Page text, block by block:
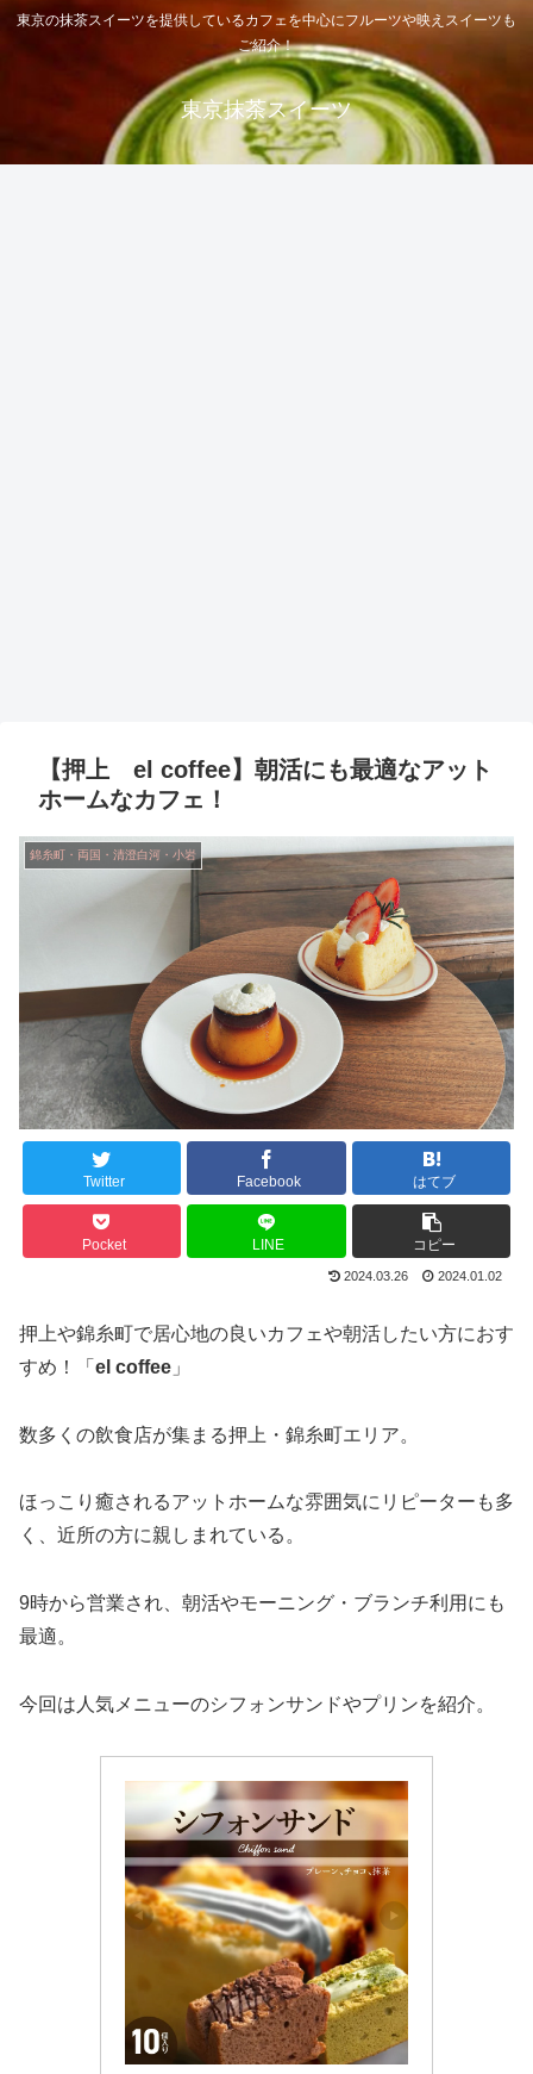
東京の抹茶スイーツを提供しているカフェを中心にフルーツや映えスイーツも
ご紹介！
東京抹茶スイーツ
【押上 el coffee】朝活にも最適なアット
ホームなカフェ！
錦糸町・両国・清澄白河・小岩
Twitter Facebook はてブ
Pocket LINE コピー
2024.03.26 2024.01.02
押上や錦糸町で居心地の良いカフェや朝活したい方におす
すめ！「 el coffee 」
数多くの飲食店が集まる押上・錦糸町エリア。
ほっこり癒されるアットホームな雰囲気にリピーターも多
く、近所の方に親しまれている。
9時から営業され、朝活やモーニング・ブランチ利用にも
最適。
今回は人気メニューのシフォンサンドやプリンを紹介。